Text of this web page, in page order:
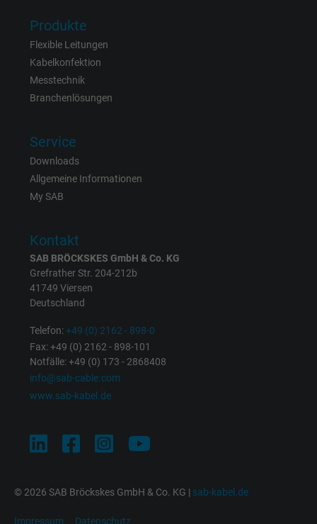
Cookie von Facebook für Website-Analyse,
Anbieter
Laufzeit 1 Jahr
Name sb, Facebook Pixel
Anbieter
Laufzeit 1 Jahr
Zweck
Cookie von Facebook für Website-Analyse,
Anzeigenausrichtung und
Laufzeit 1 Jahr
Produkte
Flexible Leitungen
Kabelkonfektion
Messtechnik
Branchenlösungen
Service
Downloads
Allgemeine Informationen
My SAB
Kontakt
SAB BRÖCKSKES GmbH & Co. KG
Grefrather Str. 204-212b
41749 Viersen
Deutschland
Telefon:+49 (0) 2162 - 898-0
Fax: +49 (0) 2162 - 898-101
Notfälle: +49 (0) 173 - 2868408
info@sab-cable.com
www.sab-kabel.de
© 2026 SAB Bröckskes GmbH & Co. KG | sab-kabel.de
Impressum Datenschutz